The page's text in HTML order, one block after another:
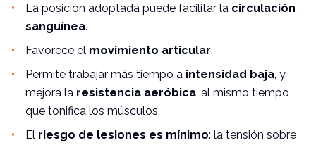
La posición adoptada puede facilitar la circulación
sanguínea.
Favorece el movimiento articular.
Permite trabajar más tiempo a intensidad baja, y
mejora la resistencia aeróbica, al mismo tiempo
que tonifica los músculos.
El riesgo de lesiones es mínimo: la tensión sobre